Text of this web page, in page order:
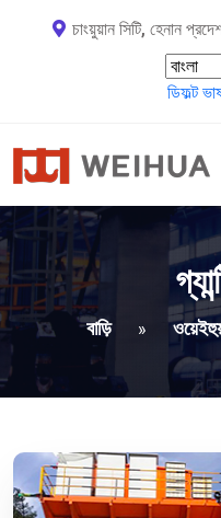
চাংয়ুয়ান সিটি, হেনান
ডিফল্ট
বাড়ি »